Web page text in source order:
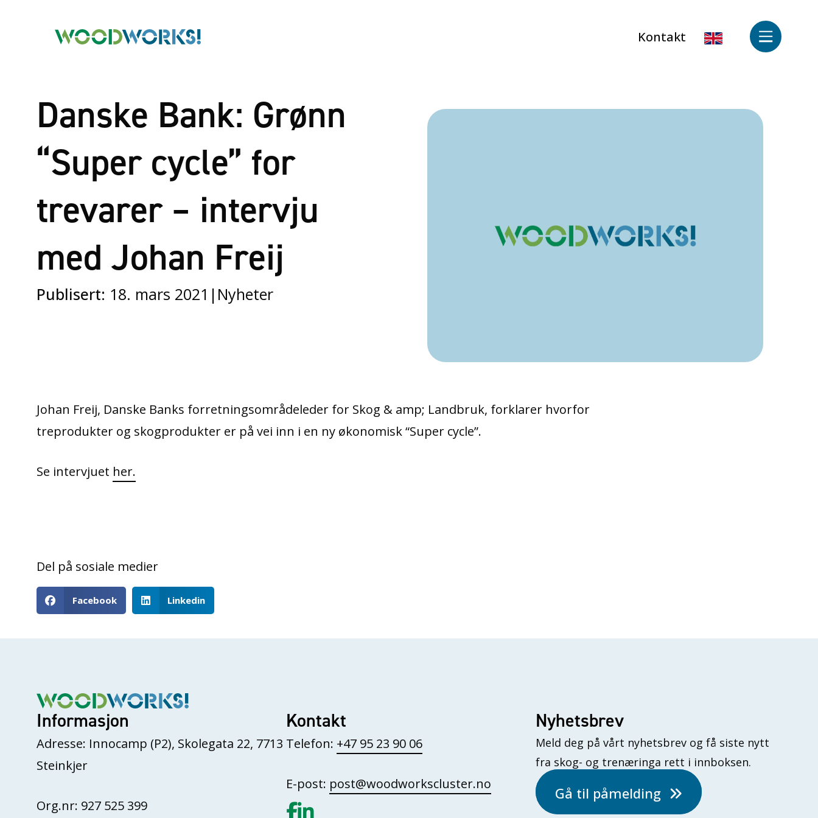
Kontakt
Danske Bank: Grønn
“Super cycle” for
trevarer – intervju
med Johan Freij
Publisert: 18. mars 2021 | Nyheter
Johan Freij, Danske Banks forretningsområdeleder for Skog & amp; Landbruk, forklarer hvorfor
treprodukter og skogprodukter er på vei inn i en ny økonomisk “Super cycle”.
Se intervjuet her.
Del på sosiale medier
Facebook Linkedin
Informasjon
Adresse: Innocamp (P2), Skolegata 22, 7713
Steinkjer
Org.nr: 927 525 399
Kontakt
Telefon: +47 95 23 90 06
E-post: post@woodworkscluster.no
Gå til vår Facebook
Gå til vår LinkedIn
Nyhetsbrev
Meld deg på vårt nyhetsbrev og få siste nytt
fra skog- og trenæringa rett i innboksen.
Gå til påmelding